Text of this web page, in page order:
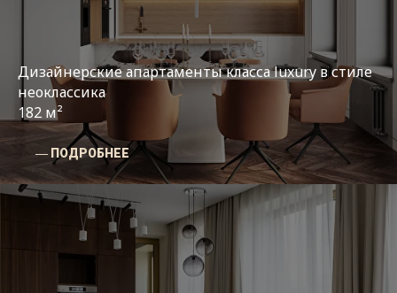
Дизайнерские апартаменты класса luxury в стиле
неоклассика
182 м²
― ПОДРОБНЕЕ